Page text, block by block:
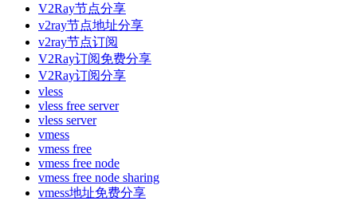
V2Ray节点分享
v2ray节点地址分享
v2ray节点订阅
V2Ray订阅免费分享
V2Ray订阅分享
vless
vless free server
vless server
vmess
vmess free
vmess free node
vmess free node sharing
vmess地址免费分享